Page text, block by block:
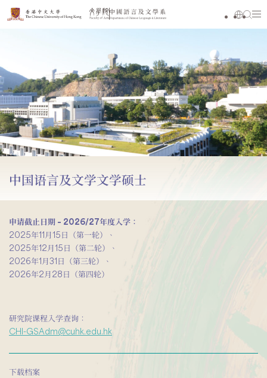
中国语言及文学文学硕士
申请截止日期 – 2026/27年度入学：
2025年11月15日（第一轮）、
2025年12月15日（第二轮）、
2026年1月31日（第三轮）、
2026年2月28日（第四轮）
研究院课程入学查询：
CHI-GSAdm@cuhk.edu.hk
下载档案